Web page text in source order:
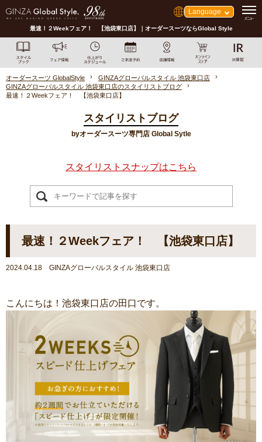
Language
最速！２Weekフェア！ 【池袋東口店】｜オーダースーツならGlobal Style
オーダースーツ GlobalStyle
GINZAグローバルスタイル 池袋東口店
GINZAグローバルスタイル 池袋東口店のスタイリストブログ
最速！２Weekフェア！ 【池袋東口店】
スタイリストブログ
byオーダースーツ専門店 Global Sytle
スタイリストスナップはこちら
最速！２Weekフェア！ 【池袋東口店】
2024.04.18 GINZAグローバルスタイル 池袋東口店
こんにちは！池袋東口店の田口です。